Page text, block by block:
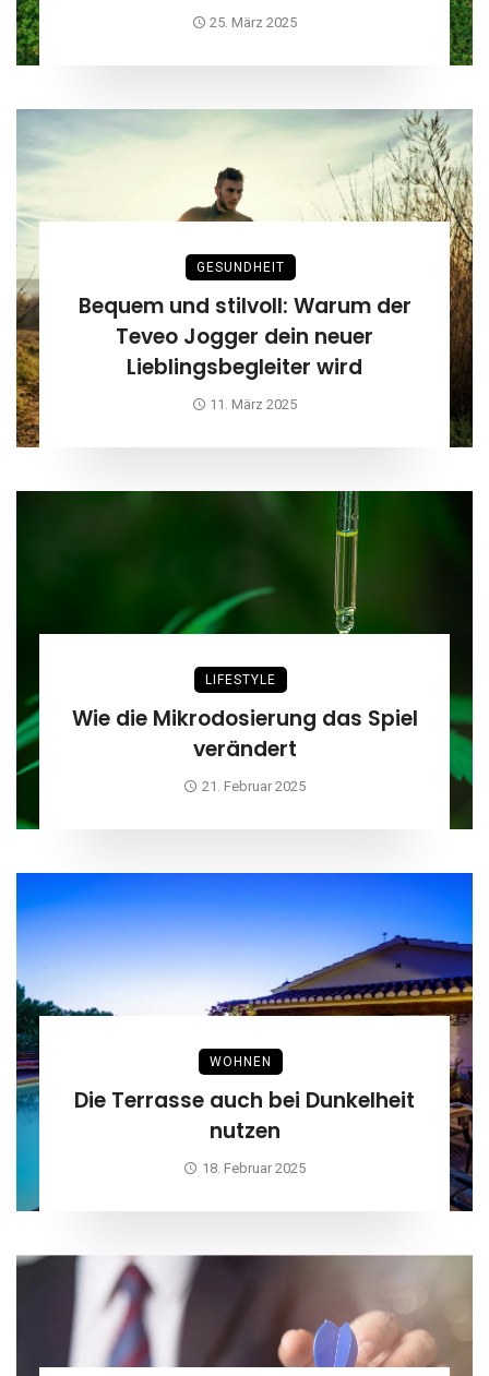
25. März 2025
GESUNDHEIT
Bequem und stilvoll: Warum der
Teveo Jogger dein neuer
Lieblingsbegleiter wird
11. März 2025
LIFESTYLE
Wie die Mikrodosierung das Spiel
verändert
21. Februar 2025
WOHNEN
Die Terrasse auch bei Dunkelheit
nutzen
18. Februar 2025